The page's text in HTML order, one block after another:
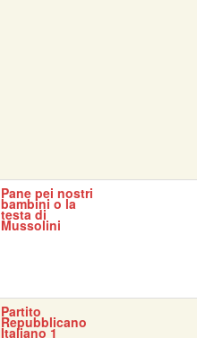
Pane pei nostri
bambini o la
testa di
Mussolini
Partito
Repubblicano
Italiano 1